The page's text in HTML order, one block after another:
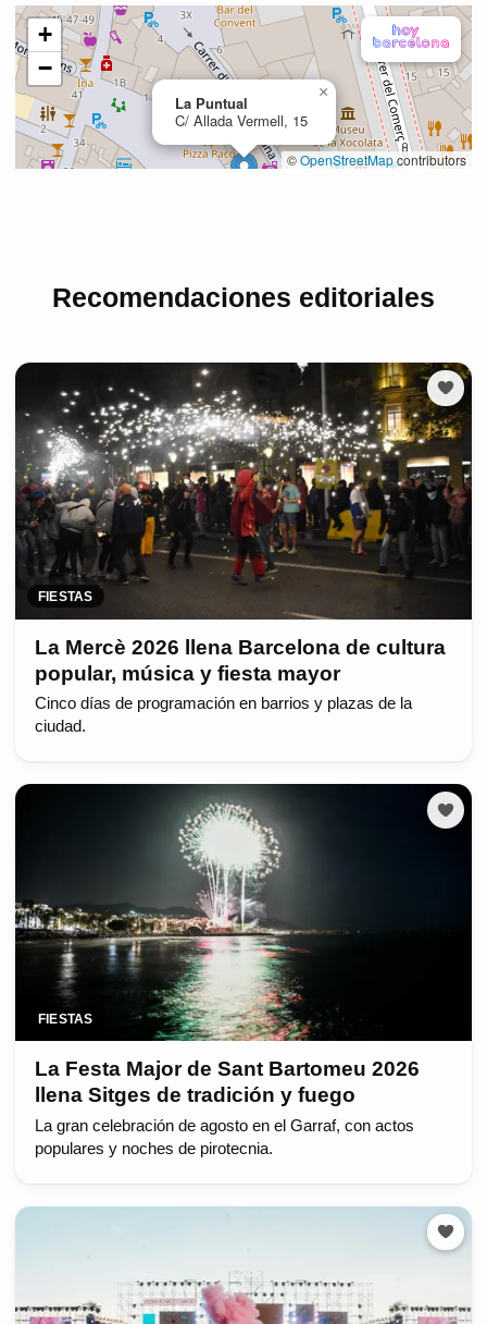
Recomendaciones editoriales
FIESTAS
La Mercè 2026 llena Barcelona de cultura
popular, música y fiesta mayor
Cinco días de programación en barrios y plazas de la
ciudad.
FIESTAS
La Festa Major de Sant Bartomeu 2026
llena Sitges de tradición y fuego
La gran celebración de agosto en el Garraf, con actos
populares y noches de pirotecnia.